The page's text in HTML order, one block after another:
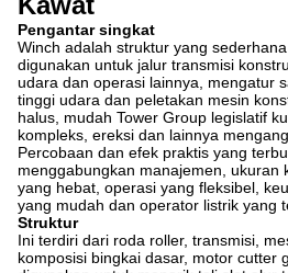
Pengantar singkat
Winch adalah struktur yang
digunakan untuk jalur transmisi
udara dan operasi lainnya, mengatur
tinggi udara dan peletakan mesin
halus, mudah Tower Group legislatif
kompleks, ereksi dan lainnya
Percobaan dan efek praktis yang
menggabungkan manajemen, ukuran
yang hebat, operasi yang fleksibel,
yang mudah dan operator listrik yang
Struktur
Ini terdiri dari roda roller, transmisi,
komposisi bingkai dasar, motor cutter